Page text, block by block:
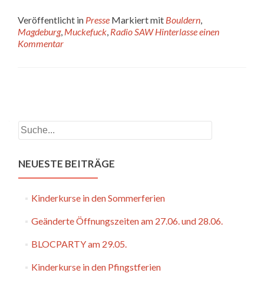
Veröffentlicht in Presse Markiert mit Bouldern,
Magdeburg, Muckefuck, Radio SAW Hinterlasse einen
Kommentar
Navigation
NEUESTE BEITRÄGE
Kinderkurse in den Sommerferien
Geänderte Öffnungszeiten am 27.06. und 28.06.
BLOCPARTY am 29.05.
Kinderkurse in den Pfingstferien